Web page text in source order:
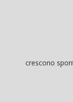
crescono